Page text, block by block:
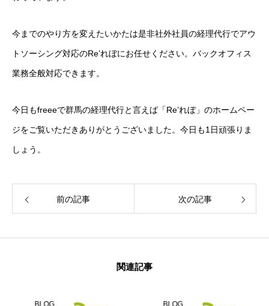
今までのやり方を変えたいかたは是非社外社員の経理代行でアウ
トソーシング対応のRe’れぼにお任せください。バックオフィス
業務全般対応できます。
今日もfreeeで群馬の経理代行と言えば「Re’れぼ」のホームペー
ジをご覧いただきありがとうございました。今日も1日頑張りま
しょう。
前の記事 次の記事
関連記事
BLOG BLOG